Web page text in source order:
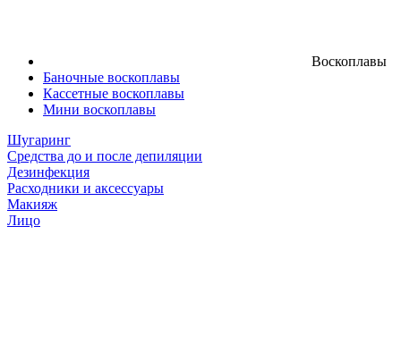
Воскоплавы
Баночные воскоплавы
Кассетные воскоплавы
Мини воскоплавы
Шугаринг
Средства до и после депиляции
Дезинфекция
Расходники и аксессуары
Макияж
Лицо